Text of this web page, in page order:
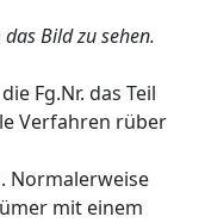
Bild zu sehen.
Fg.Nr. das Teil
Verfahren rüber
Normalerweise
mit einem